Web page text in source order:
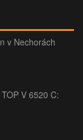
v Nechorách
V 6520 C: